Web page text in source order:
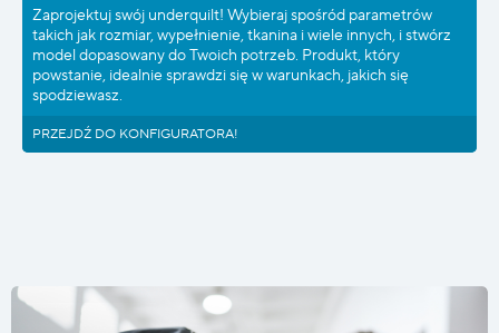
Zaprojektuj swój underquilt! Wybieraj spośród parametrów
takich jak rozmiar, wypełnienie, tkanina i wiele innych, i stwórz
model dopasowany do Twoich potrzeb. Produkt, który
powstanie, idealnie sprawdzi się w warunkach, jakich się
spodziewasz.
PRZEJDŹ DO KONFIGURATORA!